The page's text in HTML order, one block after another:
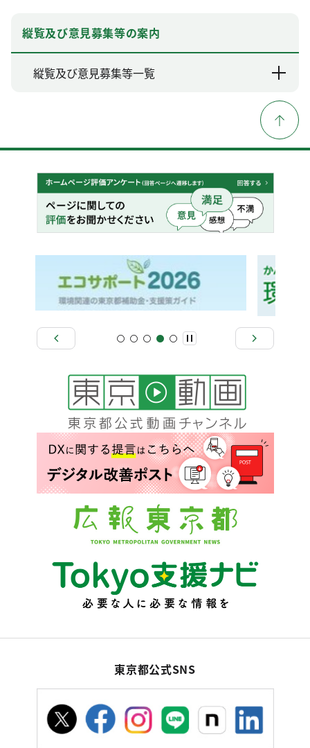
縦覧及び意見募集等の案内
縦覧及び意見募集等一覧
東京都公式SNS